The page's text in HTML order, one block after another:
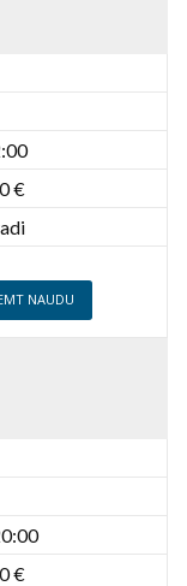
€
NAUDU
€